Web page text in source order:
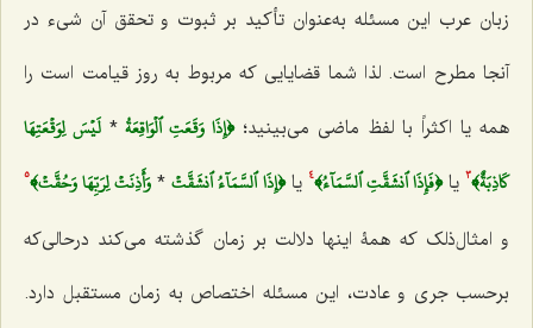
زبان عرب این مسئله به‌عنوان تأکید بر ثبوت و تحقق آن شیء در
آنجا مطرح است. لذا شما قضایایی که مربوط به روز قیامت است را
همه یا اکثراً با لفظ ماضی می‌بینید؛﴿إِذَا وَقَعَتِ ٱلۡوَاقِعَةُ * لَيۡسَ لِوَقۡعَتِهَا
كَاذِبَةٌ﴾3 یا﴿فَإِذَا ٱنشَقَّتِ ٱلسَّمَآءُ﴾4 یا﴿إِذَا ٱلسَّمَآءُ ٱنشَقَّتۡ* وَأَذِنَتۡ لِرَبِّهَا وَحُقَّتۡ﴾5
و امثال‌ذلک که همۀ اینها دلالت بر زمان گذشته می‌کند درحالی‌که
برحسب جری و عادت، این مسئله اختصاص به زمان مستقبل دارد.